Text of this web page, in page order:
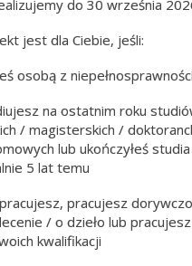
do 30 września
jest dla Ciebie, jeśli:
osobą z
na ostatnim roku
/ magisterskich /
lub ukończyłeś studia
5 lat temu
pracujesz
/ o dzieło lub pracujesz
kwalifikacji